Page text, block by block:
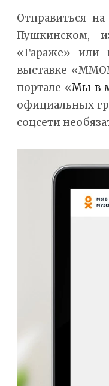
Отправиться
Пушкинском,
«Гараже» или
выставке
портале «Мы в
официальных
соцсети